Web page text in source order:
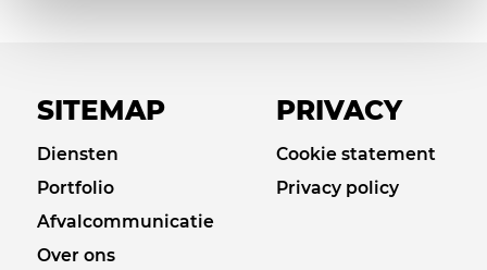
SITEMAP
Diensten
Portfolio
Afvalcommunicatie
Over ons
PRIVACY
Cookie statement
Privacy policy